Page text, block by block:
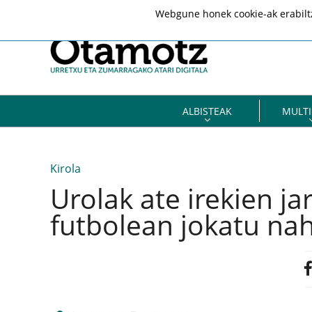
ALBISTEAK
Kirola
Urolak ate irekien
futbolean jokatu
Webgune honek cookie-ak